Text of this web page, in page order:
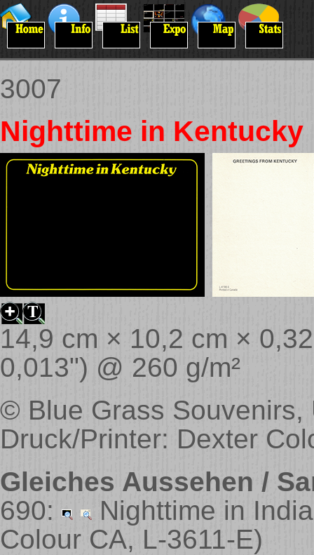
3007
Nighttime in Kentucky
14,9 cm × 10,2 cm ×
0,013") @ 260 g/m²
© Blue Grass Souvenirs,
Druck/Printer: Dexter
Gleiches Aussehen /
690:
Nighttime in
Colour CA, L-3611-E)